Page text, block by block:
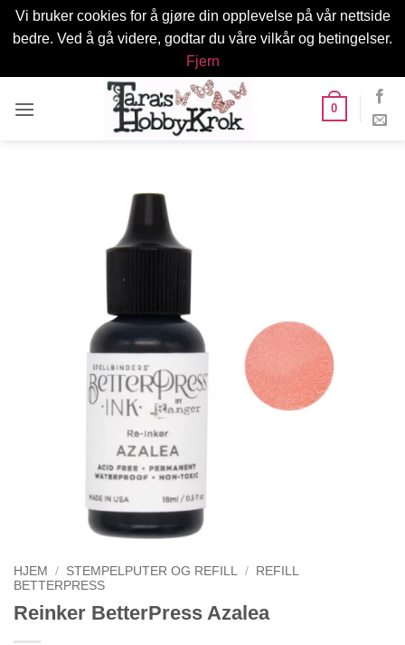
Vi bruker cookies for å gjøre din opplevelse på vår nettside
bedre. Ved å gå videre, godtar du våre vilkår og betingelser.
Fjern
0
HJEM / STEMPELPUTER OG REFILL /
REFILL
BETTERPRESS
Reinker BetterPress Azalea